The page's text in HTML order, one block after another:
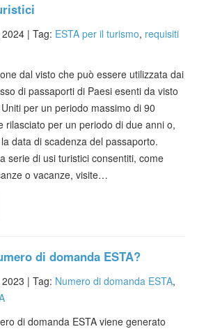
| Tag: ESTA per il turismo, requisiti
dal visto che può essere utilizzata dai
di passaporti di Paesi esenti da visto
per un periodo massimo di 90
rilasciato per un periodo di due anni o,
data di scadenza del passaporto.
serie di usi turistici consentiti, come
o vacanze, visite…
di domanda ESTA?
| Tag: Numero di domanda ESTA,
di domanda ESTA viene generato